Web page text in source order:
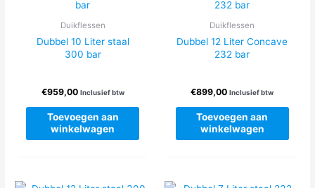
Duikflessen
Dubbel 10 Liter staal
300 bar
€959,00 Inclusief btw
Toevoegen aan
winkelwagen
Duikflessen
Dubbel 12 Liter Concave
232 bar
€899,00 Inclusief btw
Toevoegen aan
winkelwagen